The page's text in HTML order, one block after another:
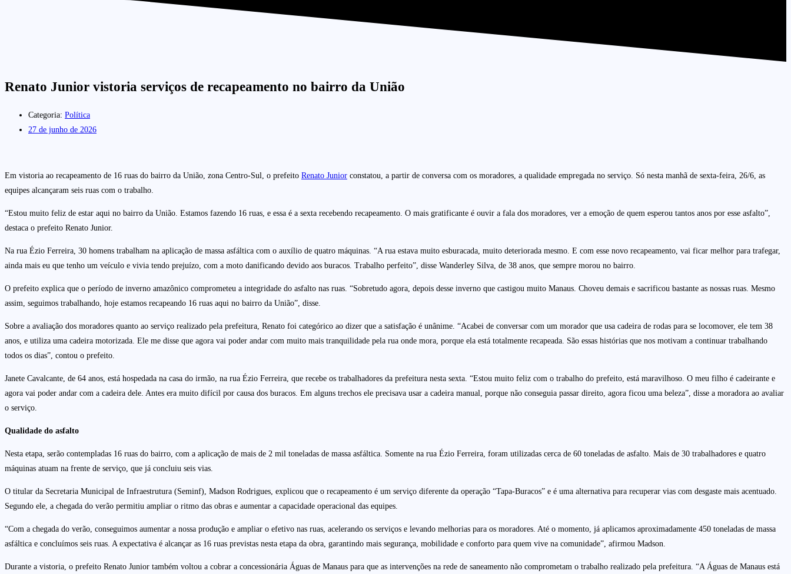
Renato Junior vistoria serviços de recapeamento no bairro da União
Categoria: Política
27 de junho de 2026
Em vistoria ao recapeamento de 16 ruas do bairro da União, zona Centro-Sul, o prefeito Renato Junior constatou, a partir de conversa com os moradores, a qualidade empregada no serviço. Só nesta manhã de sexta-feira, 26/6, as
equipes alcançaram seis ruas com o trabalho.
“Estou muito feliz de estar aqui no bairro da União. Estamos fazendo 16 ruas, e essa é a sexta recebendo recapeamento. O mais gratificante é ouvir a fala dos moradores, ver a emoção de quem esperou tantos anos por esse asfalto”,
destaca o prefeito Renato Junior.
Na rua Ézio Ferreira, 30 homens trabalham na aplicação de massa asfáltica com o auxílio de quatro máquinas. “A rua estava muito esburacada, muito deteriorada mesmo. E com esse novo recapeamento, vai ficar melhor para trafegar,
ainda mais eu que tenho um veículo e vivia tendo prejuízo, com a moto danificando devido aos buracos. Trabalho perfeito”, disse Wanderley Silva, de 38 anos, que sempre morou no bairro.
O prefeito explica que o período de inverno amazônico comprometeu a integridade do asfalto nas ruas. “Sobretudo agora, depois desse inverno que castigou muito Manaus. Choveu demais e sacrificou bastante as nossas ruas. Mesmo
assim, seguimos trabalhando, hoje estamos recapeando 16 ruas aqui no bairro da União”, disse.
Sobre a avaliação dos moradores quanto ao serviço realizado pela prefeitura, Renato foi categórico ao dizer que a satisfação é unânime. “Acabei de conversar com um morador que usa cadeira de rodas para se locomover, ele tem 38
anos, e utiliza uma cadeira motorizada. Ele me disse que agora vai poder andar com muito mais tranquilidade pela rua onde mora, porque ela está totalmente recapeada. São essas histórias que nos motivam a continuar trabalhando
todos os dias”, contou o prefeito.
Janete Cavalcante, de 64 anos, está hospedada na casa do irmão, na rua Ézio Ferreira, que recebe os trabalhadores da prefeitura nesta sexta. “Estou muito feliz com o trabalho do prefeito, está maravilhoso. O meu filho é cadeirante e
agora vai poder andar com a cadeira dele. Antes era muito difícil por causa dos buracos. Em alguns trechos ele precisava usar a cadeira manual, porque não conseguia passar direito, agora ficou uma beleza”, disse a moradora ao avaliar
o serviço.
Qualidade do asfalto
Nesta etapa, serão contempladas 16 ruas do bairro, com a aplicação de mais de 2 mil toneladas de massa asfáltica. Somente na rua Ézio Ferreira, foram utilizadas cerca de 60 toneladas de asfalto. Mais de 30 trabalhadores e quatro
máquinas atuam na frente de serviço, que já concluiu seis vias.
O titular da Secretaria Municipal de Infraestrutura (Seminf), Madson Rodrigues, explicou que o recapeamento é um serviço diferente da operação “Tapa-Buracos” e é uma alternativa para recuperar vias com desgaste mais acentuado.
Segundo ele, a chegada do verão permitiu ampliar o ritmo das obras e aumentar a capacidade operacional das equipes.
“Com a chegada do verão, conseguimos aumentar a nossa produção e ampliar o efetivo nas ruas, acelerando os serviços e levando melhorias para os moradores. Até o momento, já aplicamos aproximadamente 450 toneladas de massa
asfáltica e concluímos seis ruas. A expectativa é alcançar as 16 ruas previstas nesta etapa da obra, garantindo mais segurança, mobilidade e conforto para quem vive na comunidade”, afirmou Madson.
Durante a vistoria, o prefeito Renato Junior também voltou a cobrar a concessionária Águas de Manaus para que as intervenções na rede de saneamento não comprometam o trabalho realizado pela prefeitura. “A Águas de Manaus está